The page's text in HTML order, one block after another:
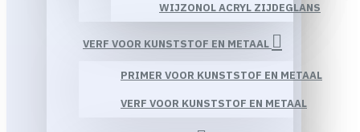
WIJZONOL ACRYL ZIJDEGLANS
VERF VOOR KUNSTSTOF EN METAAL
PRIMER VOOR KUNSTSTOF EN METAAL
VERF VOOR KUNSTSTOF EN METAAL